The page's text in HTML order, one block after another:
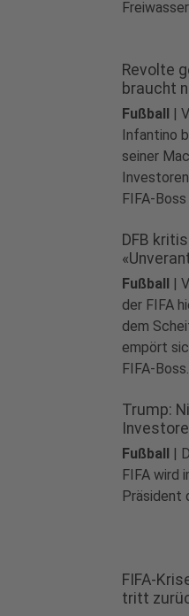
Revolte
braucht
Fußball |
Infantino
seiner
FIFA-
DFB
Fußball |
der FIFA
dem
empört
FIFA-Boss.
Trump:
Fußball |
FIFA wird
Präsident
FIFA-
tritt